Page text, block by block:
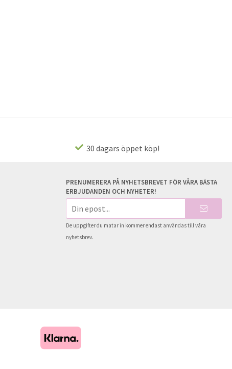
30 dagars öppet köp!
PRENUMERERA PÅ NYHETSBREVET FÖR VÅRA BÄSTA
ERBJUDANDEN OCH NYHETER!
E-
postadress
De uppgifter du matar in kommer endast användas till våra
nyhetsbrev.